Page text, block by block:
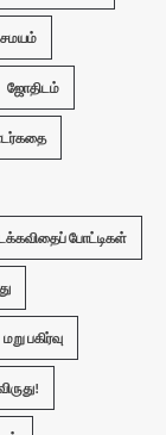
சமயம்
ஜோதிடம்
போட்டிகள்
மறு பகிர்வு